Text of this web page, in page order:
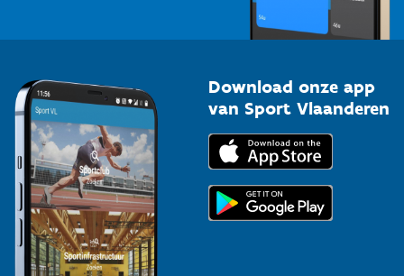
Download onze app
van Sport Vlaanderen